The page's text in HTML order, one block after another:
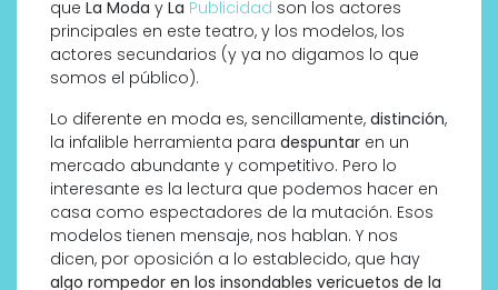
que La Moda y La Publicidad son los actores
principales en este teatro, y los modelos, los
actores secundarios (y ya no digamos lo que
somos el público).
Lo diferente en moda es, sencillamente, distinción,
la infalible herramienta para despuntar en un
mercado abundante y competitivo. Pero lo
interesante es la lectura que podemos hacer en
casa como espectadores de la mutación. Esos
modelos tienen mensaje, nos hablan. Y nos
dicen, por oposición a lo establecido, que hay
algo rompedor en los insondables vericuetos de la